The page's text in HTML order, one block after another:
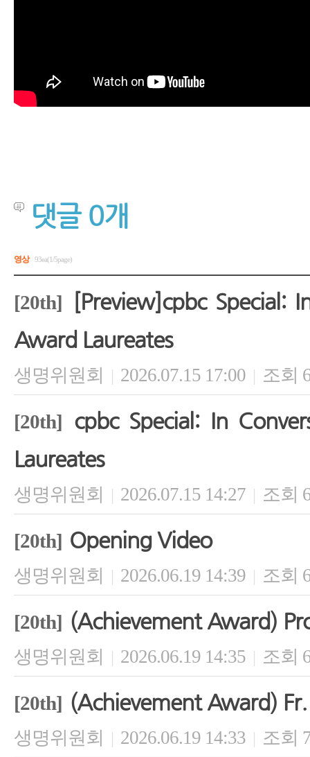
댓글 0개
영상 93ea(1/5page)
[20th]
[Preview]cpbc
Award Laureates
생명위원회 | 2026.07.15 17:00 | 조회
[20th] cpbc Special: In
Laureates
생명위원회 | 2026.07.15 14:27 | 조회
[20th] Opening Video
생명위원회 | 2026.06.19 14:39 | 조회
[20th] (Achievement Award)
생명위원회 | 2026.06.19 14:35 | 조회
[20th] (Achievement Award)
생명위원회 | 2026.06.19 14:33 | 조회